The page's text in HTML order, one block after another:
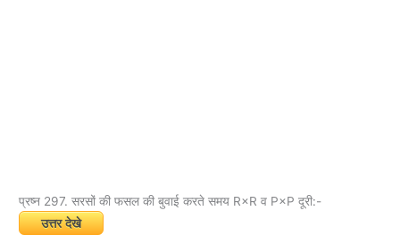
प्रष्न 297. सरसों की फसल की बुवाई करते समय R×R व P×P दूरी:-
उत्तर देखे